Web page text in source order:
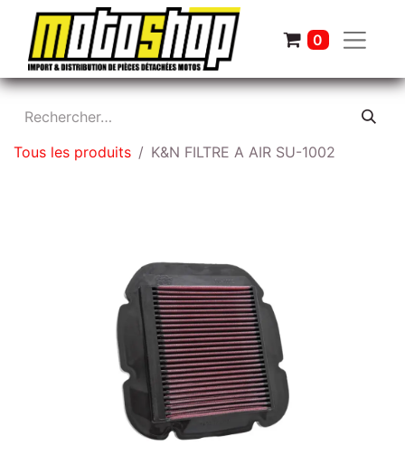
0
Tous les produits K&N FILTRE A AIR SU-1002